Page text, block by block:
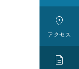

アクセス
